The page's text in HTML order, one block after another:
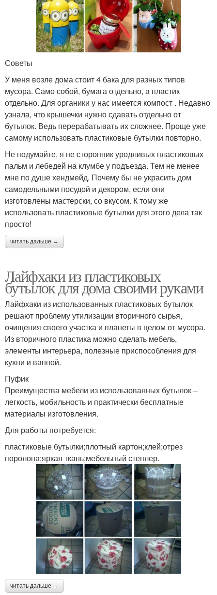
Советы
У меня возле дома стоит 4 бака для разных типов
мусора. Само собой, бумага отдельно, а пластик
отдельно. Для органики у нас имеется компост . Недавно
узнала, что крышечки нужно сдавать отдельно от
бутылок. Ведь перерабатывать их сложнее. Проще уже
самому использовать пластиковые бутылки повторно.
Не подумайте, я не сторонник уродливых пластиковых
пальм и лебедей на клумбе у подъезда. Тем не менее
мне по душе хендмейд. Почему бы не украсить дом
самодельными посудой и декором, если они
изготовлены мастерски, со вкусом. К тому же
использовать пластиковые бутылки для этого дела так
просто!
читать дальше →
Лайфхаки из пластиковых
бутылок для дома своими руками
Лайфхаки из использованных пластиковых бутылок
решают проблему утилизации вторичного сырья,
очищения своего участка и планеты в целом от мусора.
Из вторичного пластика можно сделать мебель,
элементы интерьера, полезные приспособления для
кухни и ванной.
Пуфик
Преимущества мебели из использованных бутылок –
легкость, мобильность и практически бесплатные
материалы изготовления.
Для работы потребуется:
пластиковые бутылки;плотный картон;клей;отрез
поролона;яркая ткань;мебельный степлер.
читать дальше →